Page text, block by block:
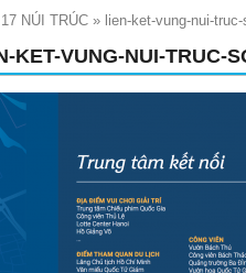
NÚI TRÚC » lien-ket-vung-nui-
KET-VUNG-NUI-TRUC-